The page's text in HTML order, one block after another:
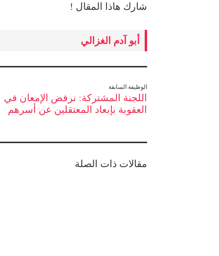
شارك هاذا المقال !
أبو آدم الغزالي
الوظيفة السابقة
اللجنة المشتركة: نرفض الإمعان في
العقوبة بإبعاد المعتقلين عن أسرهم
مقالات ذات الصلة